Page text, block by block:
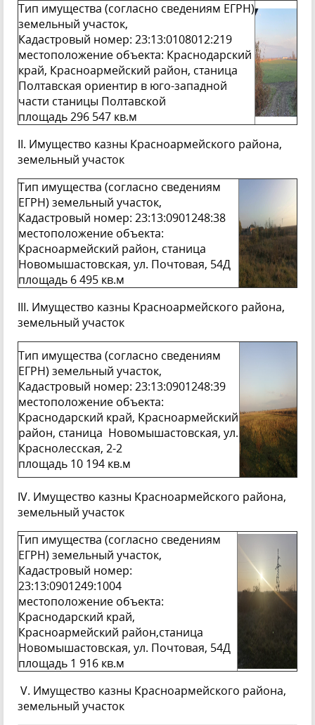
Тип имущества (согласно сведениям ЕГРН)
земельный участок,
Кадастровый номер: 23:13:0108012:219
местоположение объекта: Краснодарский
край, Красноармейский район, станица
Полтавская ориентир в юго-западной
части станицы Полтавской
площадь 296 547 кв.м
II. Имущество казны Красноармейского района,
земельный участок
Тип имущества (согласно сведениям
ЕГРН) земельный участок,
Кадастровый номер: 23:13:0901248:38
местоположение объекта:
Красноармейский район, станица
Новомышастовская, ул. Почтовая, 54Д
площадь 6 495 кв.м
III. Имущество казны Красноармейского района,
земельный участок
Тип имущества (согласно сведениям
ЕГРН) земельный участок,
Кадастровый номер: 23:13:0901248:39
местоположение объекта:
Краснодарский край, Красноармейский
район, станица Новомышастовская, ул.
Краснолесская, 2-2
площадь 10 194 кв.м
IV. Имущество казны Красноармейского района,
земельный участок
Тип имущества (согласно сведениям
ЕГРН) земельный участок,
Кадастровый номер:
23:13:0901249:1004
местоположение объекта:
Краснодарский край,
Красноармейский район,станица
Новомышастовская, ул. Почтовая, 54Д
площадь 1 916 кв.м
V. Имущество казны Красноармейского района,
земельный участок